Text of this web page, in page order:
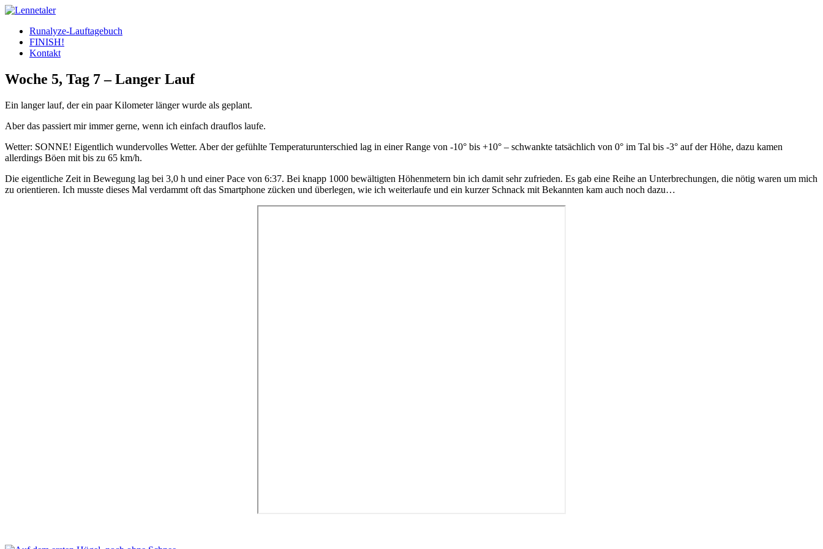
Skip
contentRunalyze-Lauftagebuch
FINISH!
Kontakt
Woche 5, Tag 7 – Langer Lauf
Ein langer lauf, der ein paar Kilometer länger wurde als geplant.
Aber das passiert mir immer gerne, wenn ich einfach drauflos laufe.
Wetter: SONNE! Eigentlich wundervolles Wetter. Aber der gefühlte Temperaturunterschied lag in einer Range von -10° bis +10° – schwankte tatsächlich von 0° im Tal bis -3° auf der Höhe, dazu kamen
allerdings Böen mit bis zu 65 km/h.
Die eigentliche Zeit in Bewegung lag bei 3,0 h und einer Pace von 6:37. Bei knapp 1000 bewältigten Höhenmetern bin ich damit sehr zufrieden. Es gab eine Reihe an Unterbrechungen, die nötig waren um mich
zu orientieren. Ich musste dieses Mal verdammt oft das Smartphone zücken und überlegen, wie ich weiterlaufe und ein kurzer Schnack mit Bekannten kam auch noch dazu…